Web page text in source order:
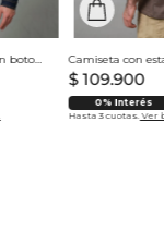
Chaqueta en denim con botones para hombre
$ 109.900
0% Interés
Hasta 3 cuotas. Ver